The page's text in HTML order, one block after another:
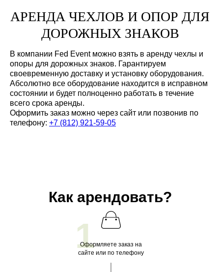
АРЕНДА ЧЕХЛОВ И ОПОР ДЛЯ
ДОРОЖНЫХ ЗНАКОВ
В компании Fed Event можно взять в аренду чехлы и
опоры для дорожных знаков. Гарантируем
своевременную доставку и установку оборудования.
Абсолютно все оборудование находится в исправном
состоянии и будет полноценно работать в течение
всего срока аренды.
Оформить заказ можно через сайт или позвонив по
телефону: +7 (812) 921-59-05
Оформляете заказ на
сайте или по телефону
Как арендовать?
1